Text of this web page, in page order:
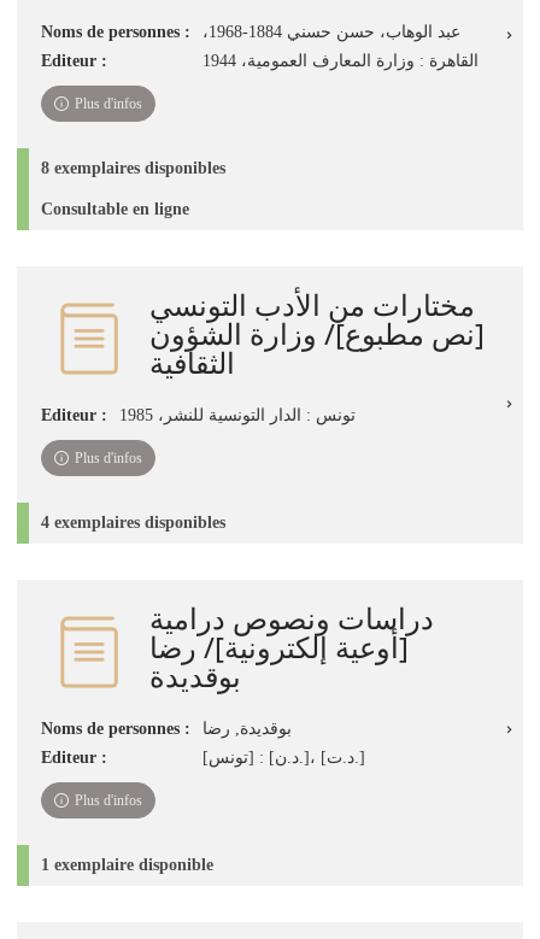
Noms de personnes :
،عبد الوهاب، حسن حسني 1884-1968
Editeur :
القاهرة : وزارة المعارف العمومية، 1944
Plus d'infos
8 exemplaires disponibles
Consultable en ligne
مختارات من الأدب التونسي
[نص مطبوع]/ وزارة الشؤون
الثقافية
Editeur : تونس : الدار التونسية للنشر، 1985
Plus d'infos
4 exemplaires disponibles
دراسات ونصوص درامية
[أوعية إلكترونية]/ رضا
بوقديدة
Noms de personnes :
بوقديدة, رضا
Editeur :
[تونس] : [د.ن.]، [د.ت.]
Plus d'infos
1 exemplaire disponible